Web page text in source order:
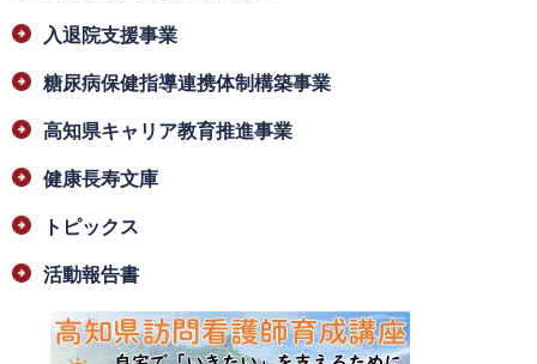
入退院支援事業
糖尿病保健指導連携体制構築事業
高知県キャリア教育推進事業
健康長寿文庫
トピックス
活動報告書